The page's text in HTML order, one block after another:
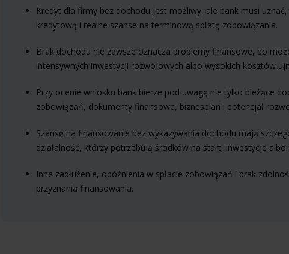
Kredyt dla firmy bez dochodu jest możliwy, ale bank musi
kredytową i realne szanse na terminową spłatę zobowiązania.
Brak dochodu nie zawsze oznacza problemy finansowe, bo
intensywnych inwestycji rozwojowych albo wysokich kosztów
Przy ocenie wniosku bank bierze pod uwagę nie tylko bieżące
zobowiązań, dokumenty finansowe, biznesplan i potencjał
Szansę na finansowanie bez wykazywania dochodu mają
działalność, którzy potrzebują środków na start, inwestycje
Inne zadłużenie, opóźnienia w spłacie zobowiązań i brak
przyznania finansowania.